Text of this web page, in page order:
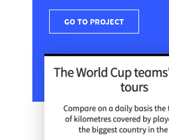
GO TO PROJECT